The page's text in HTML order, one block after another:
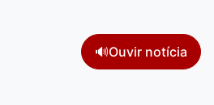
🔊Ouvir notícia